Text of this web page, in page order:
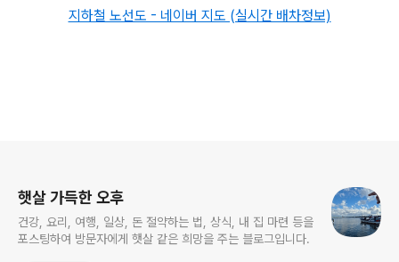
지하철 노선도 - 네이버 지도 (실시간 배차정보)
햇살 가득한 오후
건강, 요리, 여행, 일상, 돈 절약하는 법, 상식, 내 집 마련 등을
포스팅하여 방문자에게 햇살 같은 희망을 주는 블로그입니다.